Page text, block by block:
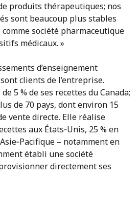
produits thérapeutiques; nos
sont beaucoup plus stables
société pharmaceutique
médicaux. »
d’enseignement
clients de l’entreprise.
5 % de ses recettes du Canada;
de 70 pays, dont environ 15
vente directe. Elle réalise
aux États‑Unis, 25 % en
– notamment en
établi une société
directement ses